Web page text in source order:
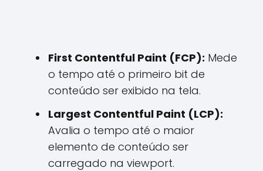
First Contentful Paint (FCP): Mede
o tempo até o primeiro bit de
conteúdo ser exibido na tela.
Largest Contentful Paint (LCP):
Avalia o tempo até o maior
elemento de conteúdo ser
carregado na viewport.